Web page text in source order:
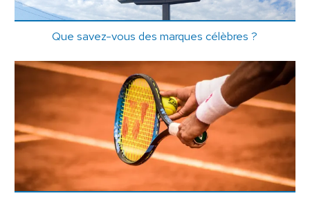
Que savez-vous des marques célèbres ?